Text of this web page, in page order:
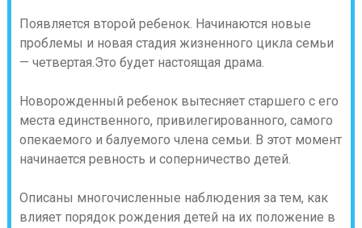
Появляется второй ребенок. Начинаются новые
проблемы и новая стадия жизненного цикла семьи
— четвертая.Это будет настоящая драма.
Новорожденный ребенок вытесняет старшего с его
места единственного, привилегированного, самого
опекаемого и балуемого члена семьи. В этот момент
начинается ревность и соперничество детей.
Описаны многочисленные наблюдения за тем, как
влияет порядок рождения детей на их положение в